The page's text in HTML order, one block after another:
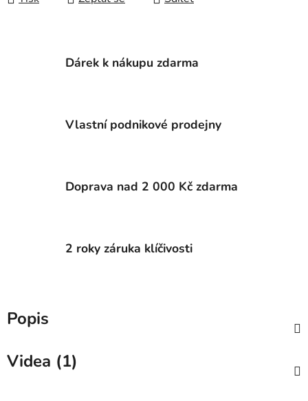
Dárek k nákupu zdarma
Vlastní podnikové prodejny
Doprava nad 2 000 Kč zdarma
2 roky záruka klíčivosti
Popis
Videa (1)